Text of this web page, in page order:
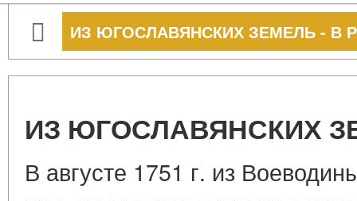
ИЗ ЮГОСЛАВЯНСКИХ ЗЕМЕЛЬ - В
ИЗ ЮГОСЛАВЯНСКИХ
В августе 1751 г. из